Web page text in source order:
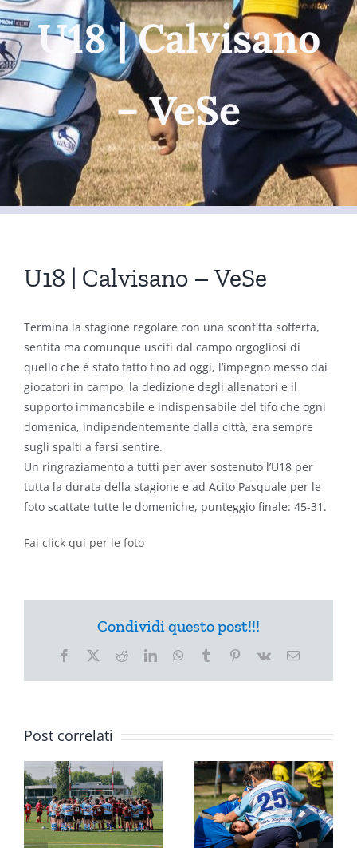
U18 | Calvisano
– VeSe
U18 | Calvisano – VeSe
Termina la stagione regolare con una sconfitta sofferta,
sentita ma comunque usciti dal campo orgogliosi di
quello che è stato fatto fino ad oggi, l’impegno messo dai
giocatori in campo, la dedizione degli allenatori e il
supporto immancabile e indispensabile del tifo che ogni
domenica, indipendentemente dalla città, era sempre
sugli spalti a farsi sentire.
Un ringraziamento a tutti per aver sostenuto l’U18 per
tutta la durata della stagione e ad Acito Pasquale per le
foto scattate tutte le domeniche, punteggio finale: 45-31.
Fai click qui per le foto
Condividi questo post!!!
Facebook
X RedditLinkedInWhatsApp
Tumblr Pinterest
Vk Email
Post correlati